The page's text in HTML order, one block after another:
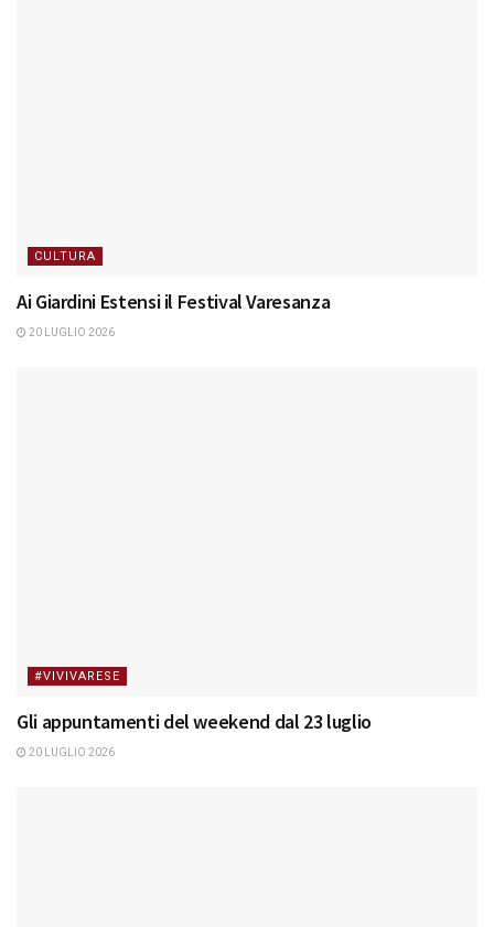
CULTURA
Ai Giardini Estensi il Festival Varesanza
20 LUGLIO 2026
#VIVIVARESE
Gli appuntamenti del weekend dal 23 luglio
20 LUGLIO 2026